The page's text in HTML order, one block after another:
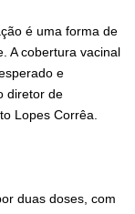
é uma forma de
A cobertura vacinal
e
diretor de
Lopes Corrêa.
duas doses, com